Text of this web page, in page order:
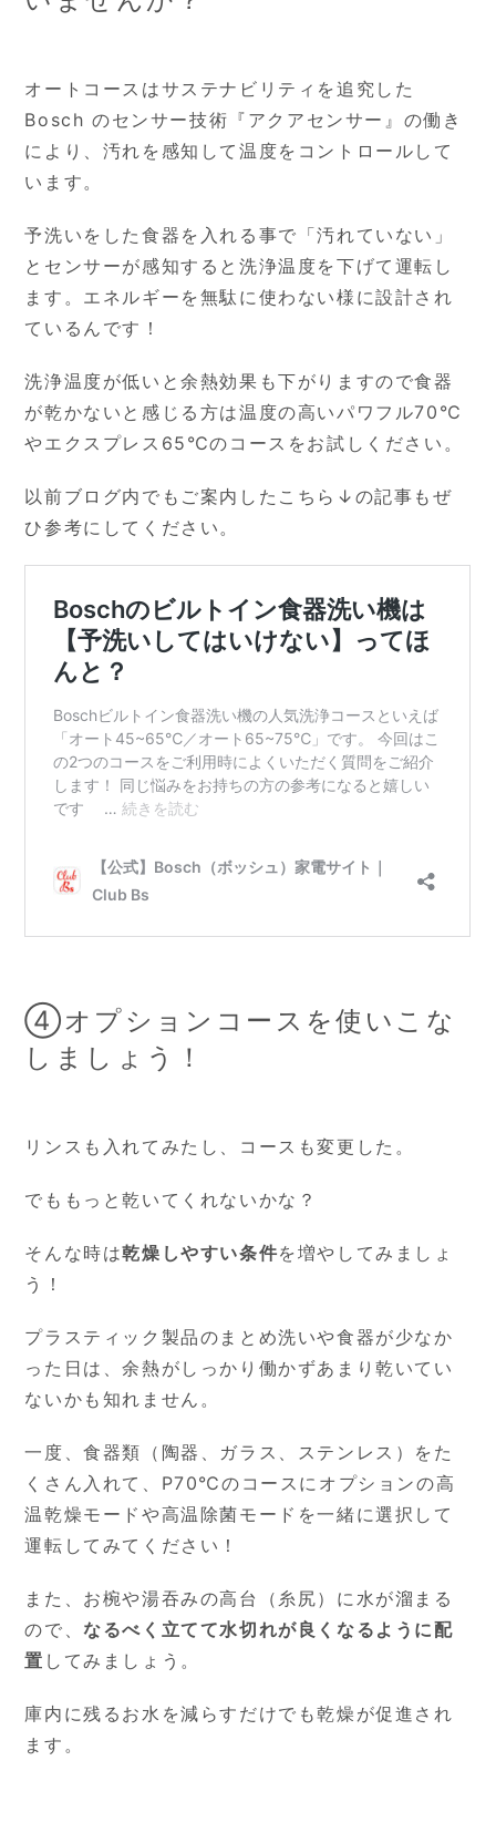
オートコースはサステナビリティを追究した
Bosch のセンサー技術『アクアセンサー』の働き
により、汚れを感知して温度をコントロールして
います。
予洗いをした食器を入れる事で「汚れていない」
とセンサーが感知すると洗浄温度を下げて運転し
ます。エネルギーを無駄に使わない様に設計され
ているんです！
洗浄温度が低いと余熱効果も下がりますので食器
が乾かないと感じる方は温度の高いパワフル70℃
やエクスプレス65℃のコースをお試しください。
以前ブログ内でもご案内したこちら↓の記事もぜ
ひ参考にしてください。
④オプションコースを使いこな
しましょう！
リンスも入れてみたし、コースも変更した。
でももっと乾いてくれないかな？
そんな時は乾燥しやすい条件を増やしてみましょ
う！
プラスティック製品のまとめ洗いや食器が少なか
った日は、余熱がしっかり働かずあまり乾いてい
ないかも知れません。
一度、食器類（陶器、ガラス、ステンレス）をた
くさん入れて、P70℃のコースにオプションの高
温乾燥モードや高温除菌モードを一緒に選択して
運転してみてください！
また、お椀や湯吞みの高台（糸尻）に水が溜まる
ので、なるべく立てて水切れが良くなるように配
置 してみましょう。
庫内に残るお水を減らすだけでも乾燥が促進され
ます。